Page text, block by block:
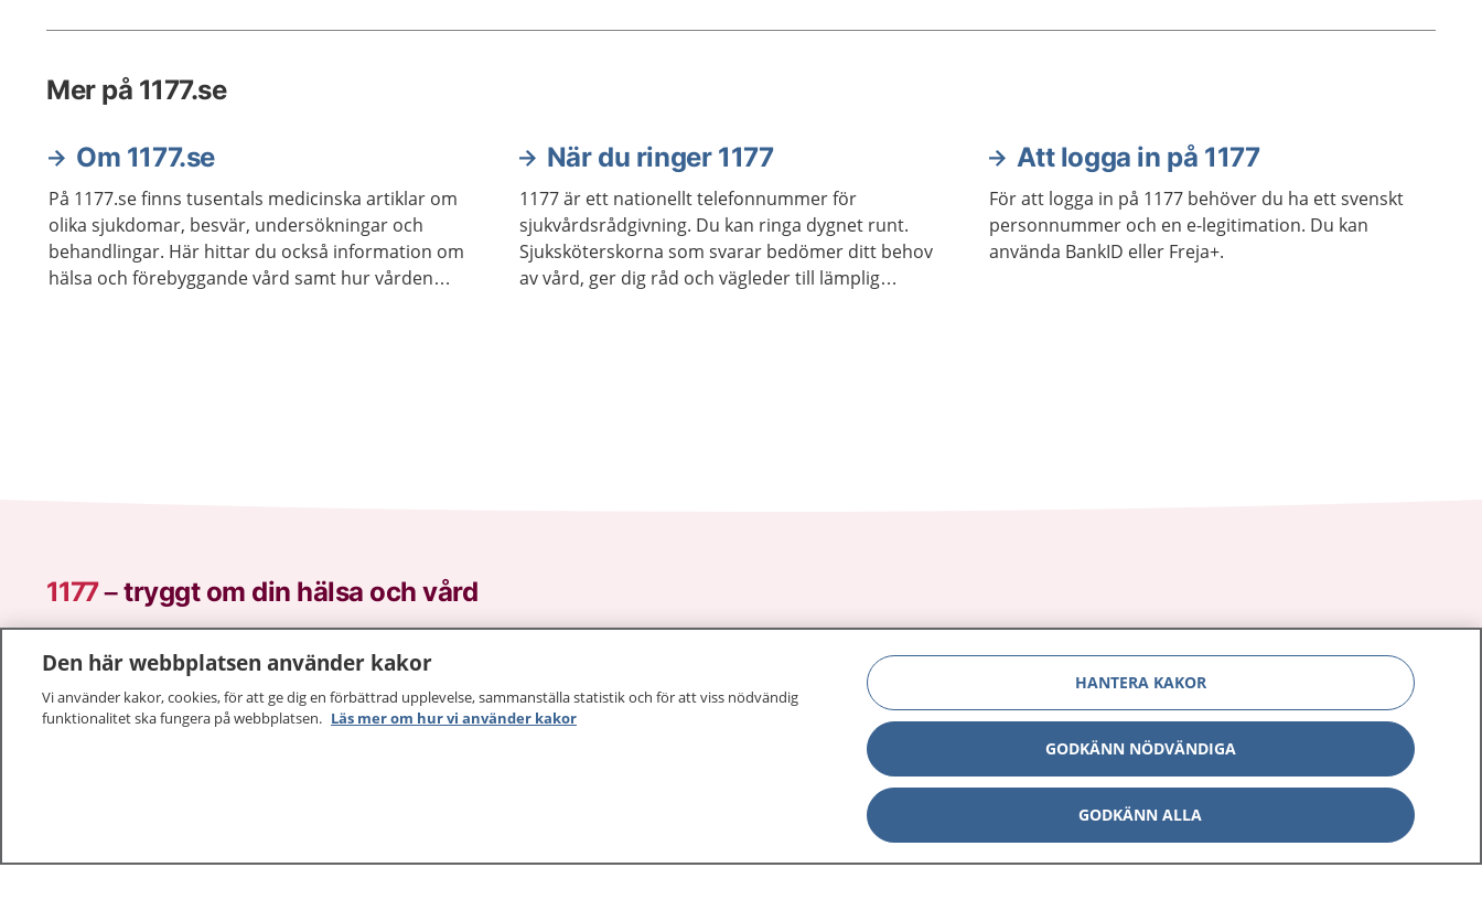
Mer på 1177.se
Om 1177.se
På 1177.se finns tusentals medicinska artiklar om
olika sjukdomar, besvär, undersökningar och
behandlingar. Här hittar du också information om
hälsa och förebyggande vård samt hur vården
När du ringer 1177
1177 är ett nationellt telefonnummer för
sjukvårdsrådgivning. Du kan ringa dygnet runt.
Sjuksköterskorna som svarar bedömer ditt behov
av vård, ger dig råd och vägleder till lämplig
Att logga in på 1177
För att logga in på 1177 behöver du ha ett svenskt
personnummer och en e-legitimation. Du kan
använda BankID eller Freja+.
1177–tryggt om din hälsa och vård
vilka mottagningar du kan kontakta. Logga in för att läsa din journal
och göra dina vårdärenden. Ring telefonnummer 1177 för
sjukvårdsrådgivning dygnet runt.
Lättläst svenska
E-tjänster
Digital tillgänglighet
Den här webbplatsen använder kakor
Vi använder kakor, cookies, för att ge dig en förbättrad upplevelse, sammanställa statistik och för att viss nödvändig
funktionalitet ska fungera på webbplatsen. Läs mer om hur vi använder kakor
HANTERA KAKOR
GODKÄNN NÖDVÄNDIGA
GODKÄNN ALLA